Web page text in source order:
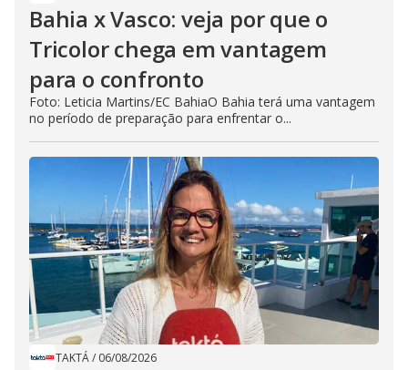
Bahia x Vasco: veja por que o
Tricolor chega em vantagem
para o confronto
Foto: Leticia Martins/EC BahiaO Bahia terá uma vantagem
no período de preparação para enfrentar o...
TAKTÁ/ 06/08/2026